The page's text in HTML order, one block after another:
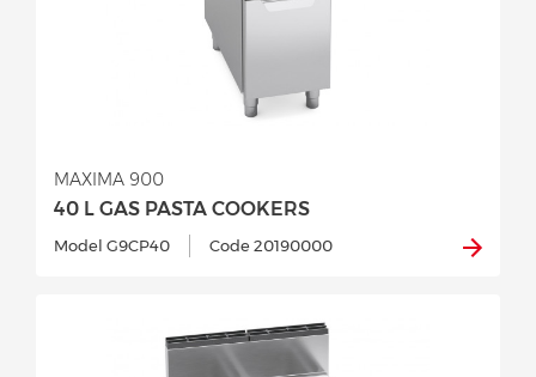
40 L GAS PASTA COOKERS
MAXIMA 900
Model G9CP40 Code 20190000